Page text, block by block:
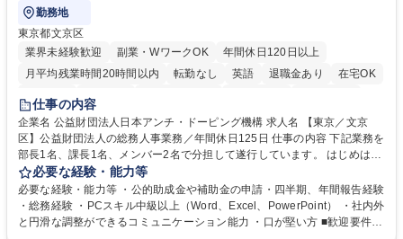
勤務地
東京都文京区
業界未経験歓迎
副業・WワークOK
年間休日120日以上
月平均残業時間20時間以内
転勤なし 英語 退職金あり
在宅OK
賞与あり
育休あり
食事補助あり
仕事の内容
企業名 公益財団法人日本アンチ・ドーピング機構 求人名 【東京／文京
区】公益財団法人の総務人事業務／年間休日125日 仕事の内容 下記業務を
部長1名、課長1名、メンバー2名で分担して遂行しています。 はじめは担
当者として業務を覚えていただき、ゆくゆくはリーダーやマネージャーポ
ジションとして活躍いただくことを期待しています。 【総務・人事グルー
プの業務内容】 ・人事制度関連 ・採用活動 ・教育研修の企画、実行 ・勤
怠管理 ・官公庁への各種提出 ・法定の会議運営（評議員会、理事会） ・
必要な経験・能力等
必要な経験・能力等 ・公的助成金や補助金の申請・四半期、年間報告経験
・総務経験 ・PCスキル中級以上（Word、Excel、PowerPoint） ・社内外
と円滑な調整ができるコミュニケーション能力 ・口が堅い方 ■歓迎要件